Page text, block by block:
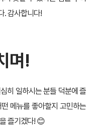
. 감사합니다!
며!
히 일하시는 분들 덕분에 즐
메뉴를 좋아할지 고민하는
즐기겠다! 😊